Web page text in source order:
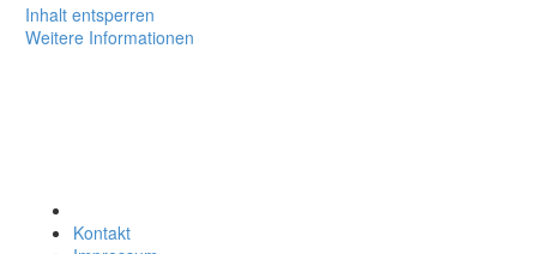
Inhalt entsperren
Weitere Informationen
Kontakt